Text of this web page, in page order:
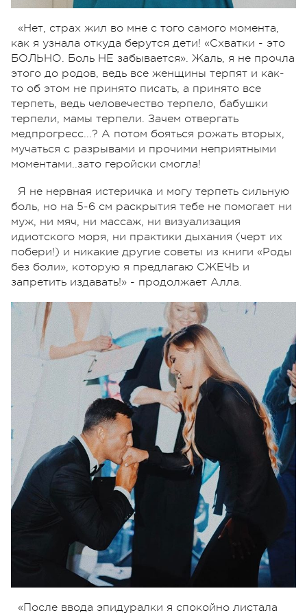
«Нет, страх жил во мне с того самого момента,
как я узнала откуда берутся дети! «Схватки - это
БОЛЬНО. Боль НЕ забывается». Жаль, я не прочла
этого до родов, ведь все женщины терпят и как-
то об этом не принято писать, а принято все
терпеть, ведь человечество терпело, бабушки
терпели, мамы терпели. Зачем отвергать
медпрогресс...? А потом бояться рожать вторых,
мучаться с разрывами и прочими неприятными
моментами..зато геройски смогла!
Я не нервная истеричка и могу терпеть сильную
боль, но на 5-6 см раскрытия тебе не помогает ни
муж, ни мяч, ни массаж, ни визуализация
идиотского моря, ни практики дыхания (черт их
побери!) и никакие другие советы из книги «Роды
без боли», которую я предлагаю СЖЕЧЬ и
запретить издавать!» - продолжает Алла.
«После ввода эпидуралки я спокойно листала